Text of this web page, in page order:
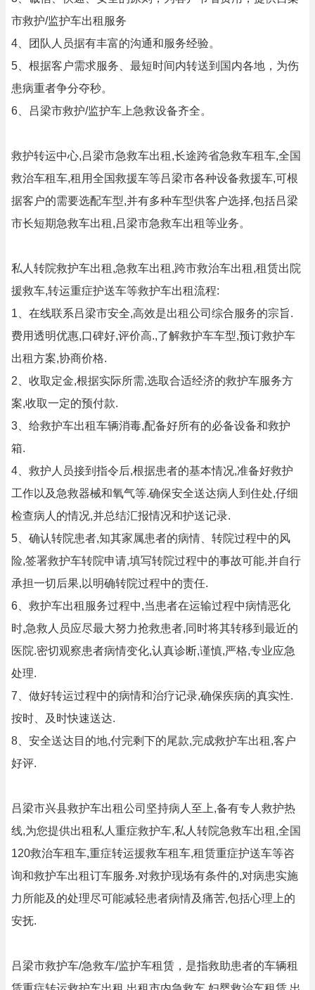
市救护/监护车出租服务
4、团队人员据有丰富的沟通和服务经验。
5、根据客户需求服务、最短时间内转送到国内各地，为伤
患病重者争分夺秒。
6、吕梁市救护/监护车上急救设备齐全。
救护转运中心,吕梁市急救车出租,长途跨省急救车租车,全国
救治车租车,租用全国救援车等吕梁市各种设备救援车,可根
据客户的需要选配车型,并有多种车型供客户选择,包括吕梁
市长短期急救车出租,吕梁市急救车出租等业务。
私人转院救护车出租,急救车出租,跨市救治车出租,租赁出院
援救车,转运重症护送车等救护车出租流程:
1、在线联系吕梁市安全,高效是出租公司综合服务的宗旨.
费用透明优惠,口碑好,评价高.,了解救护车车型,预订救护车
出租方案,协商价格.
2、收取定金,根据实际所需,选取合适经济的救护车服务方
案,收取一定的预付款.
3、给救护车出租车辆消毒,配备好所有的必备设备和救护
箱.
4、救护人员接到指令后,根据患者的基本情况,准备好救护
工作以及急救器械和氧气等.确保安全送达病人到住处,仔细
检查病人的情况,并总结汇报情况和护送记录.
5、确认转院患者,知其家属患者的病情、转院过程中的风
险,签署救护车转院申请,填写转院过程中的事故可能,并自行
承担一切后果,以明确转院过程中的责任.
6、救护车出租服务过程中,当患者在运输过程中病情恶化
时,急救人员应尽最大努力抢救患者,同时将其转移到最近的
医院.密切观察患者病情变化,认真诊断,谨慎,严格,专业应急
处理.
7、做好转运过程中的病情和治疗记录,确保疾病的真实性.
按时、及时快速送达.
8、安全送达目的地,付完剩下的尾款,完成救护车出租,客户
好评.
吕梁市兴县救护车出租公司坚持病人至上,备有专人救护热
线,为您提供出租私人重症救护车,私人转院急救车出租,全国
120救治车租车,重症转运援救车租车,租赁重症护送车等咨
询和救护车出租订车服务.对救护现场有条件的,对病患实施
力所能及的处理尽可能减轻患者病情及痛苦,包括心理上的
安抚.
吕梁市救护车/急救车/监护车租赁，是指救助患者的车辆租